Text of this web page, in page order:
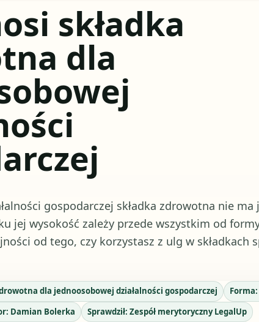
składka
dla
gospodarczej składka zdrowotna nie ma
jej wysokość zależy przede wszystkim od
od tego, czy korzystasz z ulg w składkach
dla jednoosobowej działalności gospodarczej Forma:
Damian Bolerka Sprawdził: Zespół merytoryczny LegalUp